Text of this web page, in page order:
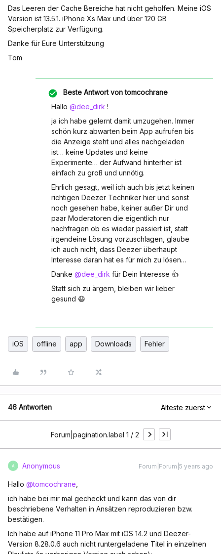
Das Leeren der Cache Bereiche hat nicht geholfen. Meine iOS
Version ist 13.5.1. iPhone Xs Max und über 120 GB
Speicherplatz zur Verfügung.
Danke für Eure Unterstützung
Tom
Beste Antwort vontomcochrane
Hallo @dee_dirk !
ja ich habe gelernt damit umzugehen. Immer
schön kurz abwarten beim App aufrufen bis
die Anzeige steht und alles nachgeladen
ist… keine Updates und keine
Experimente… der Aufwand hinterher ist
einfach zu groß und unnötig.
Ehrlich gesagt, weil ich auch bis jetzt keinen
richtigen Deezer Techniker hier und sonst
noch gesehen habe, keiner außer Dir und
paar Moderatoren die eigentlich nur
nachfragen ob es wieder passiert ist, statt
irgendeine Lösung vorzuschlagen, glaube
ich auch nicht, dass Deezer überhaupt
Interesse daran hat es für mich zu lösen…
Danke @dee_dirk für Dein Interesse 👍
Statt sich zu ärgern, bleiben wir lieber
gesund 😷
iOS offline app Downloads Fehler
46 Antworten Älteste zuerst
Forum|pagination.label 1 / 2
A Anonymous Forum|Forum|5 years ago
Hallo @tomcochrane
ich habe bei mir mal gecheckt und kann das von dir
beschriebene Verhalten in Ansätzen reproduzieren bzw.
bestätigen.
Ich habe auf iPhone 11 Pro Max mit iOS 14.2 und Deezer-
Version 8.28.0.6 auch nicht runtergeladene Titel in einzelnen